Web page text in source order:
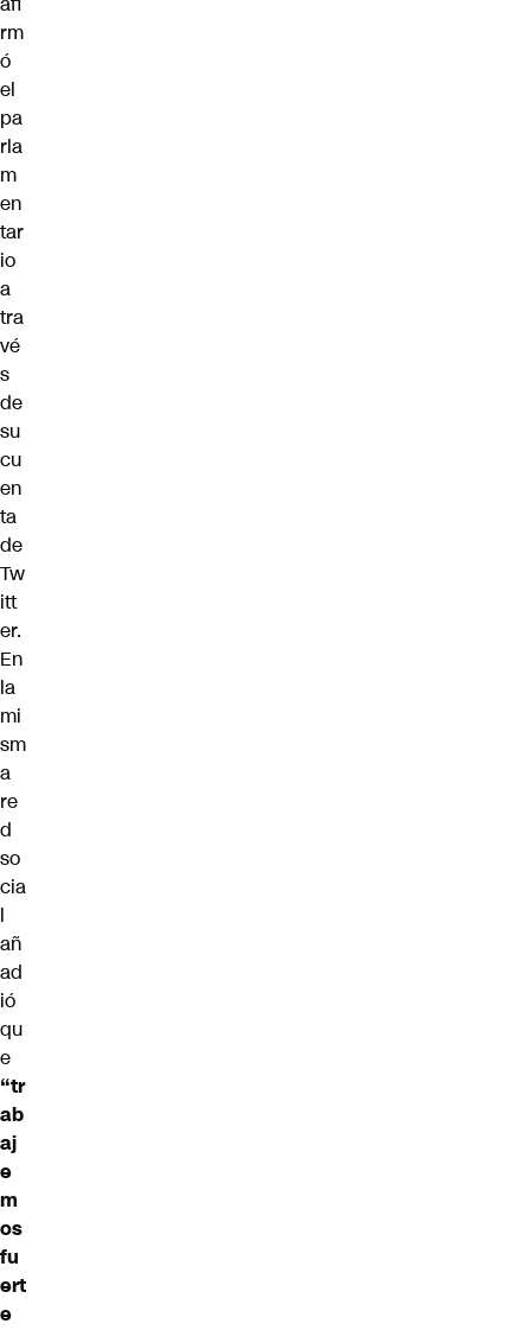
rm
ó
el
pa
rla
m
en
tar
io
a
tra
vé
s
de
su
cu
en
ta
de
Tw
itt
er.
En
la
mi
sm
a
re
d
so
cia
l
añ
ad
ió
qu
e
“tr
ab
aj
e
m
os
fu
ert
e